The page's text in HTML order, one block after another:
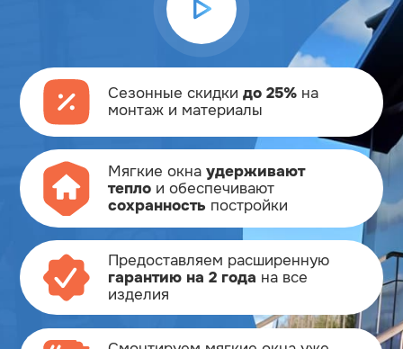
Сезонные скидки до 25% на
монтаж и материалы
Мягкие окна удерживают
теплои обеспечивают
сохранность постройки
Предоставляем расширенную
гарантию на 2 года на все
изделия